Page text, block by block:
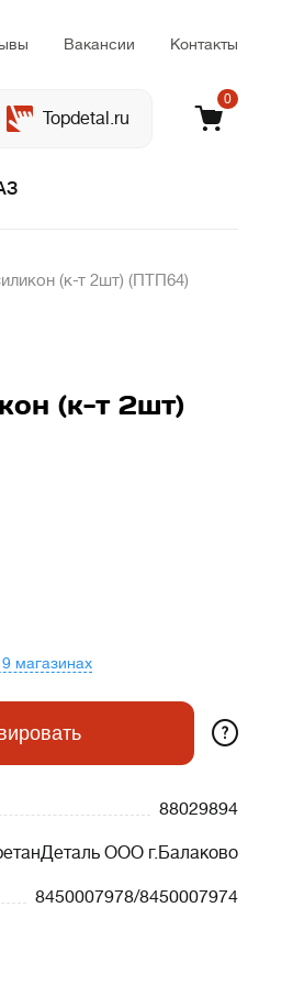
Вакансии Контакты
Topdetal.ru
0
(к-т 2шт) (ПТП64)
(к-т 2шт)
магазинах
?
88029894
ООО г.Балаково
8450007978/8450007974